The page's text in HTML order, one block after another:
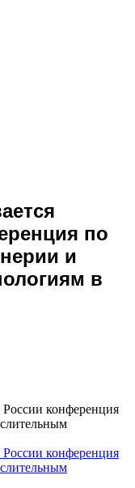
по
и
в
конференция